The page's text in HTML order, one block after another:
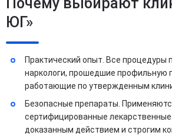
ЮГ»
Практический опыт. Все процедуры
наркологи, прошедшие профильную
работающие по утвержденным
Безопасные препараты.
сертифицированные
доказанным действием и строгим